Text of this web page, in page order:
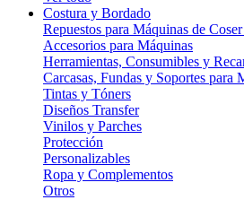
Costura y Bordado
Repuestos para Máquinas de
Accesorios para Máquinas
Herramientas, Consumibles y
Carcasas, Fundas y Soportes para
Tintas y Tóners
Diseños Transfer
Vinilos y Parches
Protección
Personalizables
Ropa y Complementos
Otros